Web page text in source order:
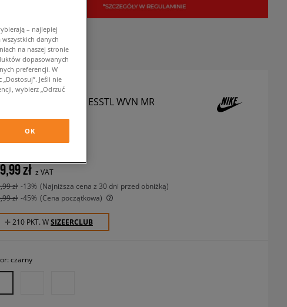
SPODNIE W NSW ESSTL WVN MR
spodnie
zł z VAT
zł -13%
(najniższa cena z 30 dni przed obniżką)
zł -45% (Cena początkowa)
✛ 210 PKT. WSIZEERCLUB
czarny
– najlepiej
danych
na naszej stronie
dopasowanych
preferencji. W
Jeśli nie
wybierz „Odrzuć
OK